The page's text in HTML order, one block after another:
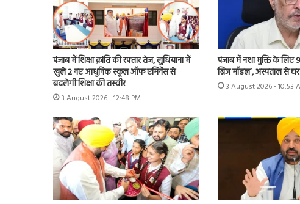
पंजाब में शिक्षा क्रांति की रफ्तार तेज, लुधियाना में
खुले 2 नए आधुनिक स्कूल ऑफ एमिनेंस से
बदलेगी शिक्षा की तस्वीर
3 August 2026 - 12:48 PM
पंजाब में नशा मुक्ति के लिए
ब्रिज मॉडल’, अस्पताल से
3 August 2026 - 10:53